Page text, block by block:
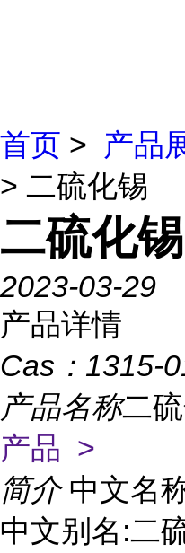
首页 > 产品
> 二硫化锡
二硫化锡
2023-03-29
产品详情
Cas： 1315-
产品名称二
产品 >
简介 中文名
中文别名:二